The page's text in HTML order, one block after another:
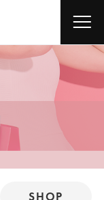
SHOP